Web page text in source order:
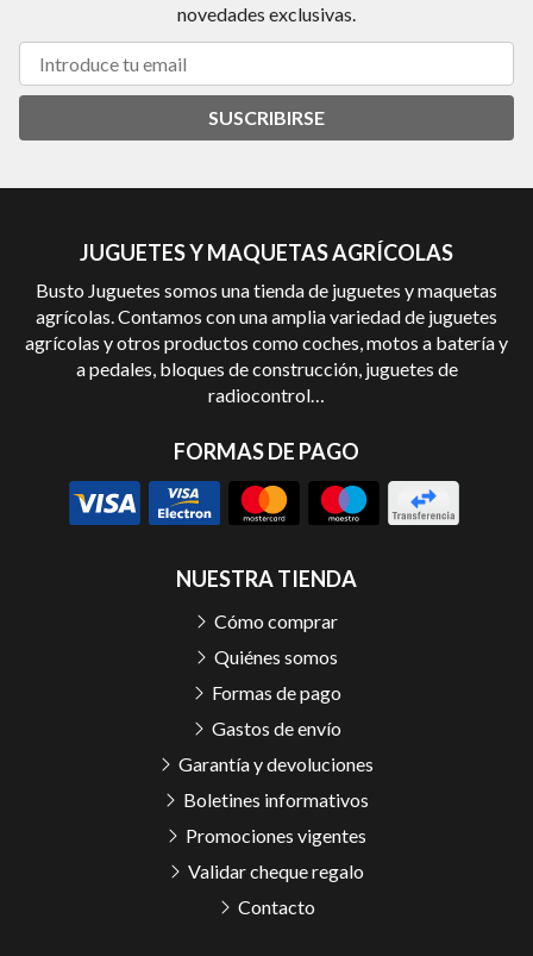
novedades exclusivas.
SUSCRIBIRSE
JUGUETES Y MAQUETAS AGRÍCOLAS
Busto Juguetes somos una tienda de juguetes y maquetas
agrícolas. Contamos con una amplia variedad de juguetes
agrícolas y otros productos como coches, motos a batería y
a pedales, bloques de construcción, juguetes de
radiocontrol…
FORMAS DE PAGO
NUESTRA TIENDA
Cómo comprar
Quiénes somos
Formas de pago
Gastos de envío
Garantía y devoluciones
Boletines informativos
Promociones vigentes
Validar cheque regalo
Contacto